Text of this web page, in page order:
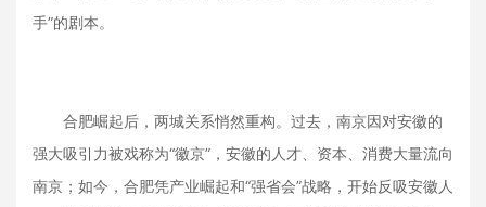
手”的剧本。
合肥崛起后，两城关系悄然重构。过去，南京因对安徽的
强大吸引力被戏称为“徽京”，安徽的人才、资本、消费大量流向
南京；如今，合肥凭产业崛起和“强省会”战略，开始反吸安徽人